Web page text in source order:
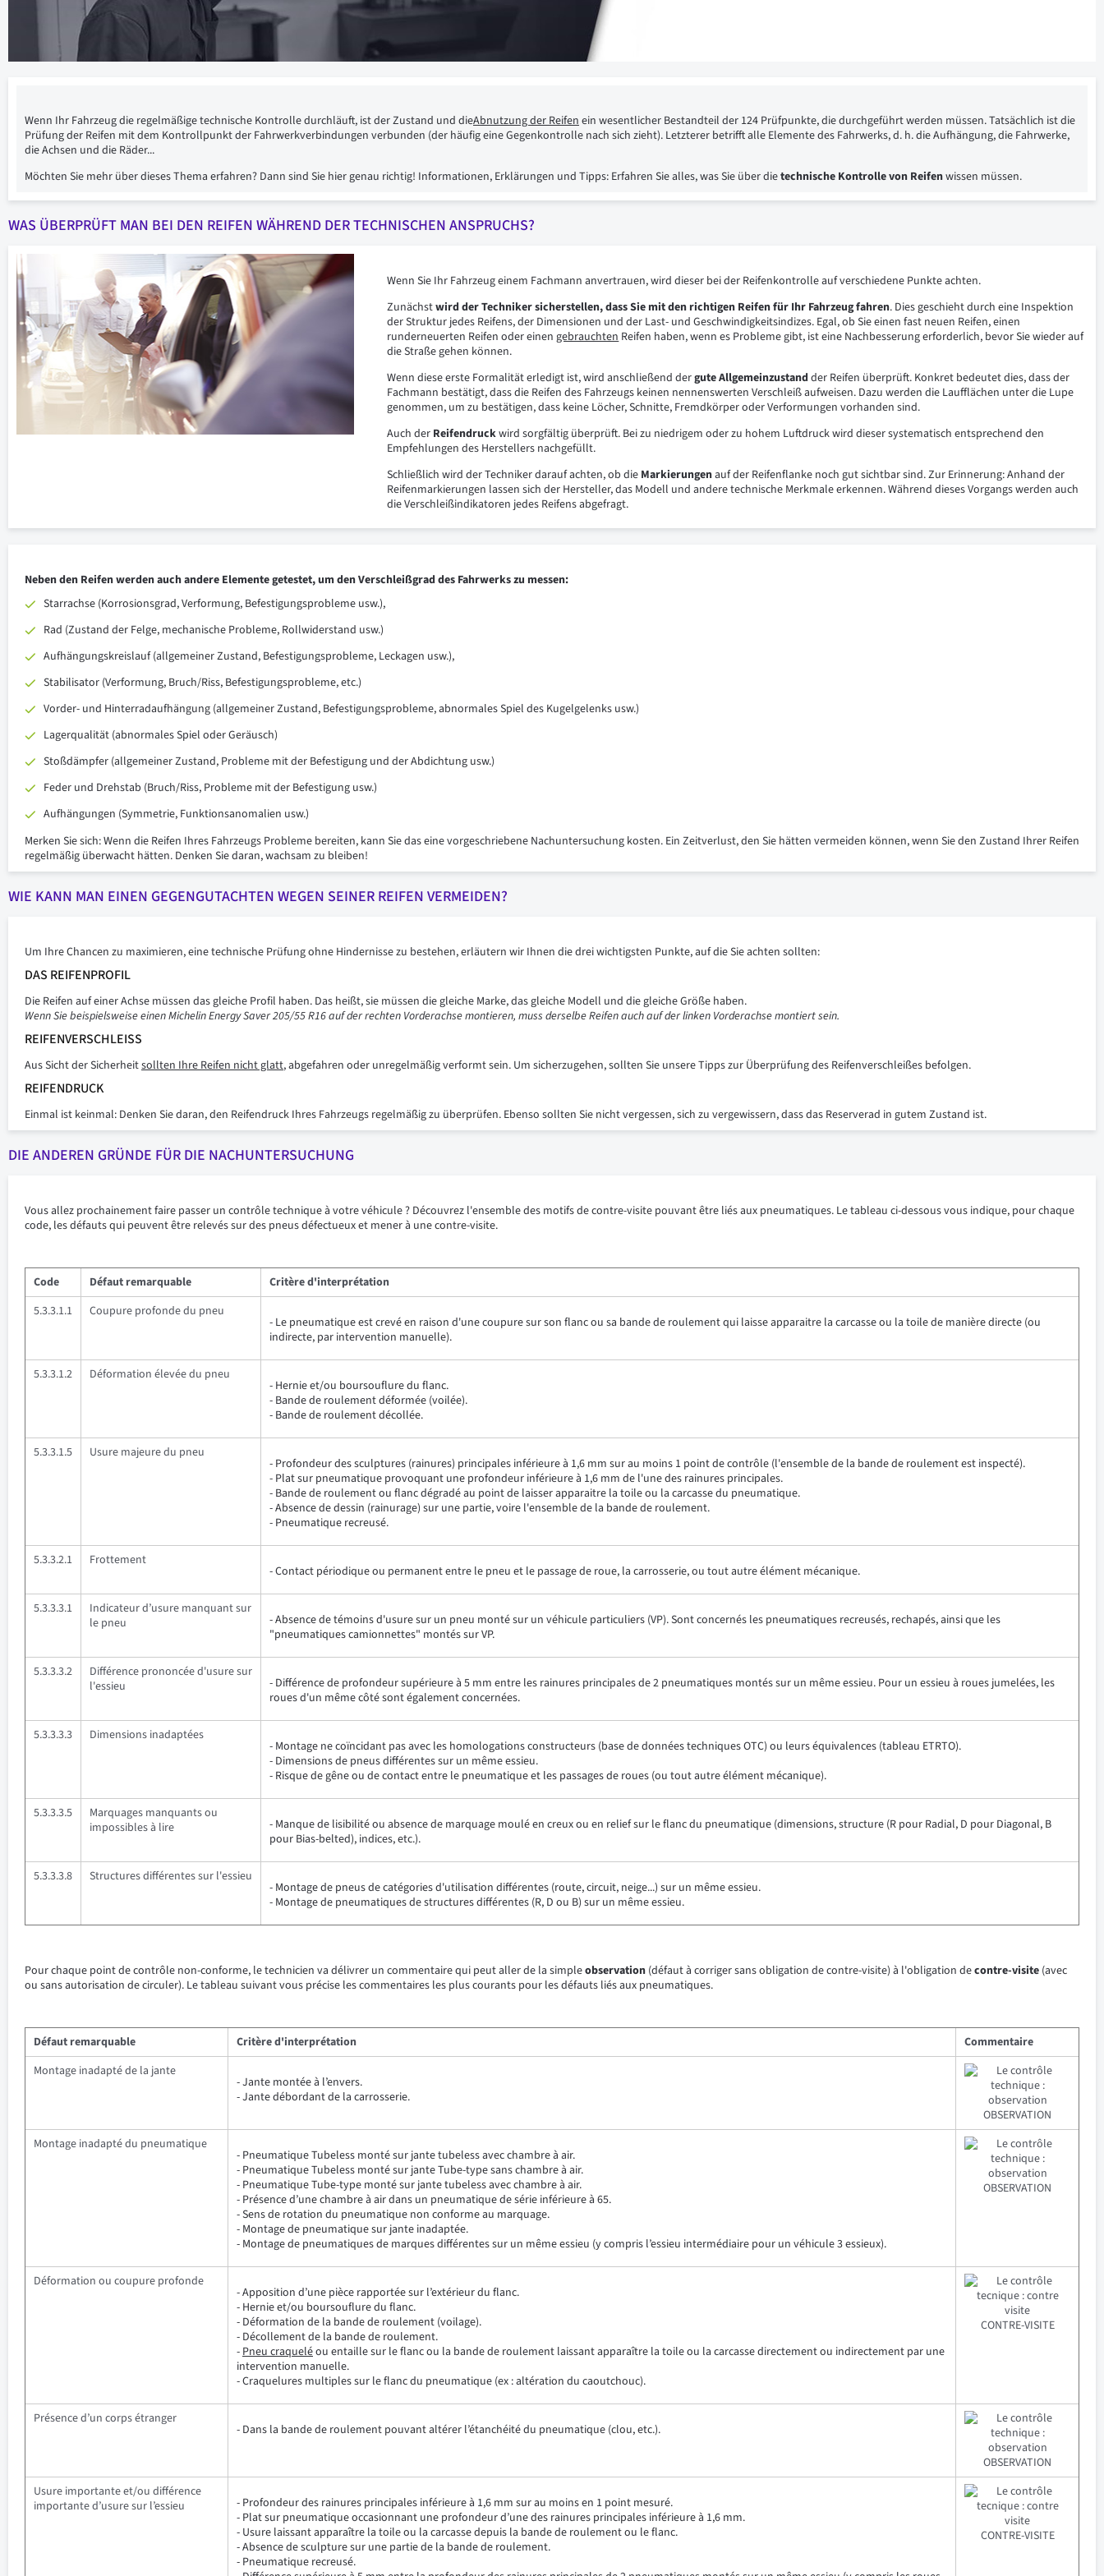
Wenn Ihr Fahrzeug die regelmäßige technische Kontrolle durchläuft, ist der Zustand und dieAbnutzung der Reifenein wesentlicher Bestandteil der 124 Prüfpunkte, die durchgeführt werden müssen. Tatsächlich ist die
Prüfung der Reifen mit dem Kontrollpunkt der Fahrwerkverbindungen verbunden (der häufig eine Gegenkontrolle nach sich zieht). Letzterer betrifft alle Elemente des Fahrwerks, d. h. die Aufhängung, die Fahrwerke,
die Achsen und die Räder...
Möchten Sie mehr über dieses Thema erfahren? Dann sind Sie hier genau richtig! Informationen, Erklärungen und Tipps: Erfahren Sie alles, was Sie über dietechnische Kontrolle von Reifenwissen müssen.
WAS ÜBERPRÜFT MAN BEI DEN REIFEN WÄHREND DER TECHNISCHEN ANSPRUCHS?
Wenn Sie Ihr Fahrzeug einem Fachmann anvertrauen, wird dieser bei der Reifenkontrolle auf verschiedene Punkte achten.
Zunächstwird der Techniker sicherstellen, dass Sie mit den richtigen Reifen für Ihr Fahrzeug fahren. Dies geschieht durch eine Inspektion
der Struktur jedes Reifens, der Dimensionen und der Last- und Geschwindigkeitsindizes. Egal, ob Sie einen fast neuen Reifen, einen
runderneuerten Reifen oder einengebrauchtenReifen haben, wenn es Probleme gibt, ist eine Nachbesserung erforderlich, bevor Sie wieder auf
die Straße gehen können.
Wenn diese erste Formalität erledigt ist, wird anschließend dergute Allgemeinzustand der Reifen überprüft. Konkret bedeutet dies, dass der
Fachmann bestätigt, dass die Reifen des Fahrzeugs keinen nennenswerten Verschleiß aufweisen. Dazu werden die Laufflächen unter die Lupe
genommen, um zu bestätigen, dass keine Löcher, Schnitte, Fremdkörper oder Verformungen vorhanden sind.
Auch der Reifendruckwird sorgfältig überprüft. Bei zu niedrigem oder zu hohem Luftdruck wird dieser systematisch entsprechend den
Empfehlungen des Herstellers nachgefüllt.
Schließlich wird der Techniker darauf achten, ob die Markierungenauf der Reifenflanke noch gut sichtbar sind. Zur Erinnerung: Anhand der
Reifenmarkierungen lassen sich der Hersteller, das Modell und andere technische Merkmale erkennen. Während dieses Vorgangs werden auch
die Verschleißindikatoren jedes Reifens abgefragt.
Neben den Reifen werden auch andere Elemente getestet, um den Verschleißgrad des Fahrwerks zu messen:
Starrachse (Korrosionsgrad, Verformung, Befestigungsprobleme usw.),
Rad (Zustand der Felge, mechanische Probleme, Rollwiderstand usw.)
Aufhängungskreislauf (allgemeiner Zustand, Befestigungsprobleme, Leckagen usw.),
Stabilisator (Verformung, Bruch/Riss, Befestigungsprobleme, etc.)
Vorder- und Hinterradaufhängung (allgemeiner Zustand, Befestigungsprobleme, abnormales Spiel des Kugelgelenks usw.)
Lagerqualität (abnormales Spiel oder Geräusch)
Stoßdämpfer (allgemeiner Zustand, Probleme mit der Befestigung und der Abdichtung usw.)
Feder und Drehstab (Bruch/Riss, Probleme mit der Befestigung usw.)
Aufhängungen (Symmetrie, Funktionsanomalien usw.)
Merken Sie sich: Wenn die Reifen Ihres Fahrzeugs Probleme bereiten, kann Sie das eine vorgeschriebene Nachuntersuchung kosten. Ein Zeitverlust, den Sie hätten vermeiden können, wenn Sie den Zustand Ihrer Reifen
regelmäßig überwacht hätten. Denken Sie daran, wachsam zu bleiben!
WIE KANN MAN EINEN GEGENGUTACHTEN WEGEN SEINER REIFEN VERMEIDEN?
Um Ihre Chancen zu maximieren, eine technische Prüfung ohne Hindernisse zu bestehen, erläutern wir Ihnen die drei wichtigsten Punkte, auf die Sie achten sollten:
DAS REIFENPROFIL
Die Reifen auf einer Achse müssen das gleiche Profil haben. Das heißt, sie müssen die gleiche Marke, das gleiche Modell und die gleiche Größe haben.
Wenn Sie beispielsweise einen Michelin Energy Saver 205/55 R16 auf der rechten Vorderachse montieren, muss derselbe Reifen auch auf der linken Vorderachse montiert sein.
REIFENVERSCHLEISS
Aus Sicht der Sicherheitsollten Ihre Reifen nicht glatt, abgefahren oder unregelmäßig verformt sein. Um sicherzugehen, sollten Sie unsere Tipps zur Überprüfung des Reifenverschleißes befolgen.
REIFENDRUCK
Einmal ist keinmal: Denken Sie daran, den Reifendruck Ihres Fahrzeugs regelmäßig zu überprüfen. Ebenso sollten Sie nicht vergessen, sich zu vergewissern, dass das Reserverad in gutem Zustand ist.
DIE ANDEREN GRÜNDE FÜR DIE NACHUNTERSUCHUNG
Vous allez prochainement faire passer un contrôle technique à votre véhicule ? Découvrez l'ensemble des motifs de contre-visite pouvant être liés aux pneumatiques. Le tableau ci-dessous vous indique, pour chaque
code, les défauts qui peuvent être relevés sur des pneus défectueux et mener à une contre-visite.
Code Défaut remarquable
Critère d'interprétation
5.3.3.1.1
Coupure profonde du pneu
- Le pneumatique est crevé en raison d'une coupure sur son flanc ou sa bande de roulement qui laisse apparaitre la carcasse ou la toile de manière directe (ou
indirecte, par intervention manuelle).
5.3.3.1.2 Déformation élevée du pneu
- Hernie et/ou boursouflure du flanc.
- Bande de roulement déformée (voilée).
- Bande de roulement décollée.
5.3.3.1.5 Usure majeure du pneu
- Profondeur des sculptures (rainures) principales inférieure à 1,6 mm sur au moins 1 point de contrôle (l'ensemble de la bande de roulement est inspecté).
- Plat sur pneumatique provoquant une profondeur inférieure à 1,6 mm de l'une des rainures principales.
- Bande de roulement ou flanc dégradé au point de laisser apparaitre la toile ou la carcasse du pneumatique.
- Absence de dessin (rainurage) sur une partie, voire l'ensemble de la bande de roulement.
- Pneumatique recreusé.
5.3.3.2.1 Frottement
- Contact périodique ou permanent entre le pneu et le passage de roue, la carrosserie, ou tout autre élément mécanique.
5.3.3.3.1
Indicateur d’usure manquant sur
le pneu
- Absence de témoins d'usure sur un pneu monté sur un véhicule particuliers (VP). Sont concernés les pneumatiques recreusés, rechapés, ainsi que les
"pneumatiques camionnettes" montés sur VP.
5.3.3.3.2
Différence prononcée d'usure sur
l'essieu
- Différence de profondeur supérieure à 5 mm entre les rainures principales de 2 pneumatiques montés sur un même essieu. Pour un essieu à roues jumelées, les
roues d'un même côté sont également concernées.
5.3.3.3.3 Dimensions inadaptées
- Montage ne coïncidant pas avec les homologations constructeurs (base de données techniques OTC) ou leurs équivalences (tableau ETRTO).
- Dimensions de pneus différentes sur un même essieu.
- Risque de gêne ou de contact entre le pneumatique et les passages de roues (ou tout autre élément mécanique).
5.3.3.3.5
Marquages manquants ou
impossibles à lire
- Manque de lisibilité ou absence de marquage moulé en creux ou en relief sur le flanc du pneumatique (dimensions, structure (R pour Radial, D pour Diagonal, B
pour Bias-belted), indices, etc.).
5.3.3.3.8 Structures différentes sur l'essieu
- Montage de pneus de catégories d'utilisation différentes (route, circuit, neige...) sur un même essieu.
- Montage de pneumatiques de structures différentes (R, D ou B) sur un même essieu.
Pour chaque point de contrôle non-conforme, le technicien va délivrer un commentaire qui peut aller de la simpleobservation (défaut à corriger sans obligation de contre-visite) à l'obligation decontre-visite (avec
ou sans autorisation de circuler). Le tableau suivant vous précise les commentaires les plus courants pour les défauts liés aux pneumatiques.
Défaut remarquable Critère d'interprétation
Commentaire
Montage inadapté de la jante
- Jante montée à l’envers.
- Jante débordant de la carrosserie.
OBSERVATION
Montage inadapté du pneumatique
- Pneumatique Tubeless monté sur jante tubeless avec chambre à air.
- Pneumatique Tubeless monté sur jante Tube-type sans chambre à air.
- Pneumatique Tube-type monté sur jante tubeless avec chambre à air.
- Présence d’une chambre à air dans un pneumatique de série inférieure à 65.
- Sens de rotation du pneumatique non conforme au marquage.
- Montage de pneumatique sur jante inadaptée.
- Montage de pneumatiques de marques différentes sur un même essieu (y compris l’essieu intermédiaire pour un véhicule 3 essieux).
OBSERVATION
Déformation ou coupure profonde
- Apposition d’une pièce rapportée sur l’extérieur du flanc.
- Hernie et/ou boursouflure du flanc.
- Déformation de la bande de roulement (voilage).
- Décollement de la bande de roulement.
-Pneu craqueléou entaille sur le flanc ou la bande de roulement laissant apparaître la toile ou la carcasse directement ou indirectement par une
intervention manuelle.
- Craquelures multiples sur le flanc du pneumatique (ex : altération du caoutchouc).
CONTRE-VISITE
Présence d’un corps étranger
- Dans la bande de roulement pouvant altérer l’étanchéité du pneumatique (clou, etc.).
OBSERVATION
Usure importante et/ou différence
importante d’usure sur l’essieu
- Profondeur des rainures principales inférieure à 1,6 mm sur au moins en 1 point mesuré.
- Plat sur pneumatique occasionnant une profondeur d’une des rainures principales inférieure à 1,6 mm.
- Usure laissant apparaître la toile ou la carcasse depuis la bande de roulement ou le flanc.
- Absence de sculpture sur une partie de la bande de roulement.
- Pneumatique recreusé.
CONTRE-VISITE